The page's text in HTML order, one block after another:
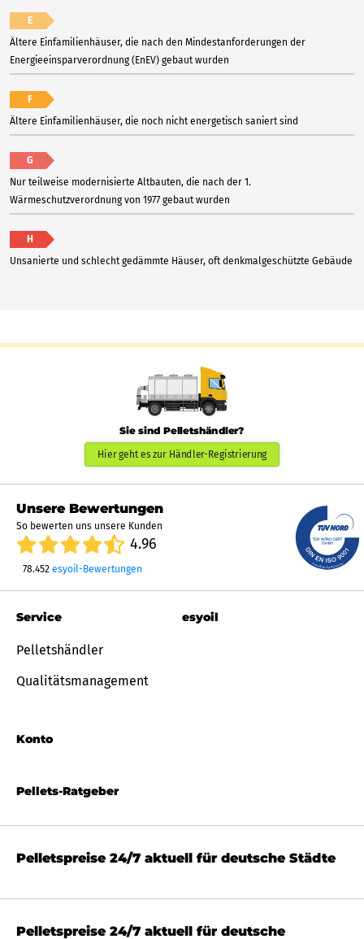
E
Ältere Einfamilienhäuser, die nach den Mindestanforderungen der
Energieeinsparverordnung (EnEV) gebaut wurden
F
Ältere Einfamilienhäuser, die noch nicht energetisch saniert sind
G
Nur teilweise modernisierte Altbauten, die nach der 1.
Wärmeschutzverordnung von 1977 gebaut wurden
H
Unsanierte und schlecht gedämmte Häuser, oft denkmalgeschützte Gebäude
Sie sind Pelletshändler?
Hier geht es zur Händler-Registrierung
Unsere Bewertungen
So bewerten uns unsere Kunden
4.96
78.452 esyoil-Bewertungen
Pellets-Ratgeber
Service
Pelletshändler
Qualitätsmanagement
Konto
esyoil
Pelletspreise 24/7 aktuell für deutsche Städte
Pelletspreise 24/7 aktuell für deutsche